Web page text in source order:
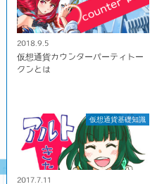
2018.9.5
仮想通貨カウンターパーティトー
クンとは
仮想通貨基礎知識
2017.7.11